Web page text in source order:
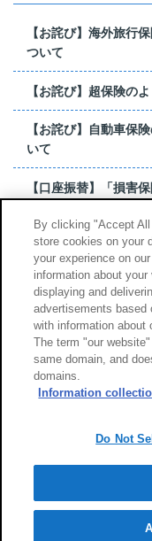
【お詫び】海外旅行
ついて
【お詫び】超保険の
【お詫び】自動車保
いて
【口座振替】「損害
【お詫び】超保険の
サイトの
Copyright (c) Tokio
By clicking "Accept
store cookies on your
your experience on
information about
displaying and
advertisements based
with information about
The term "our
same domain, and
domains.
Information
Do Not